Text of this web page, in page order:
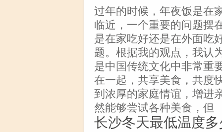
过年的时候，年夜饭是在
临近，一个重要的问题摆
是在家吃好还是在外面吃
题。根据我的观点，我认
是中国传统文化中非常重
在一起，共享美食，共度
到浓厚的家庭情谊，增进
然能够尝试各种美食，但
长沙冬天最低温度